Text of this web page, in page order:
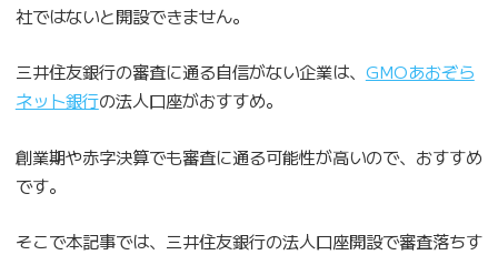
社ではないと開設できません。
三井住友銀行の審査に通る自信がない企業は、 GMOあおぞら
ネット銀行の法人口座がおすすめ。
創業期や赤字決算でも審査に通る可能性が高いので、おすすめ
です。
そこで本記事では、三井住友銀行の法人口座開設で審査落ちす